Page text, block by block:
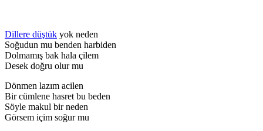
Dillere düştük yok neden
Soğudun mu benden harbiden
Dolmamış bak hala çilem
Desek doğru olur mu
Dönmen lazım acilen
Bir cümlene hasret bu beden
Söyle makul bir neden
Görsem içim soğur mu